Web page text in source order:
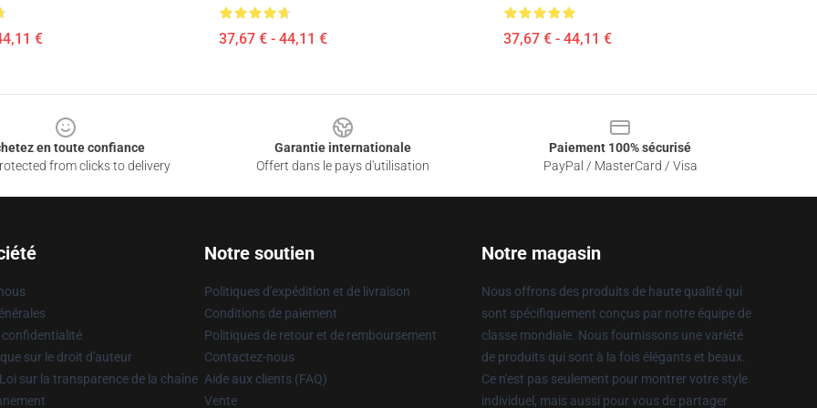
€ 37,67 € - 44,11 € 37,67 € - 44,11 €
en toute confiance
from clicks to delivery
Garantie internationale
Offert dans le pays d'utilisation
Paiement 100% sécurisé
PayPal / MasterCard / Visa
confidentialité
sur le droit d'auteur
sur la transparence de la chaîne
Notre soutien
Politiques d'expédition et de livraison
Conditions de paiement
Politiques de retour et de remboursement
Contactez-nous
Aide aux clients (FAQ)
Vente
Notre magasin
Nous offrons des produits de haute qualité qui
sont spécifiquement conçus par notre équipe de
classe mondiale. Nous fournissons une variété
de produits qui sont à la fois élégants et beaux.
Ce n'est pas seulement pour montrer votre style
individuel, mais aussi pour vous de partager